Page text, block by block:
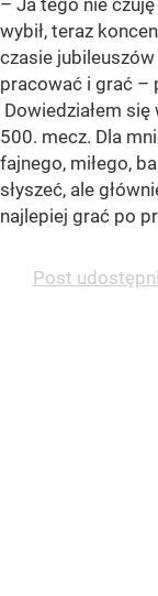
– Ja tego nie
wybił, teraz
czasie
pracować i grać –
Dowiedziałem
500. mecz. Dla
fajnego, miłego,
słyszeć, ale
najlepiej grać po
Post